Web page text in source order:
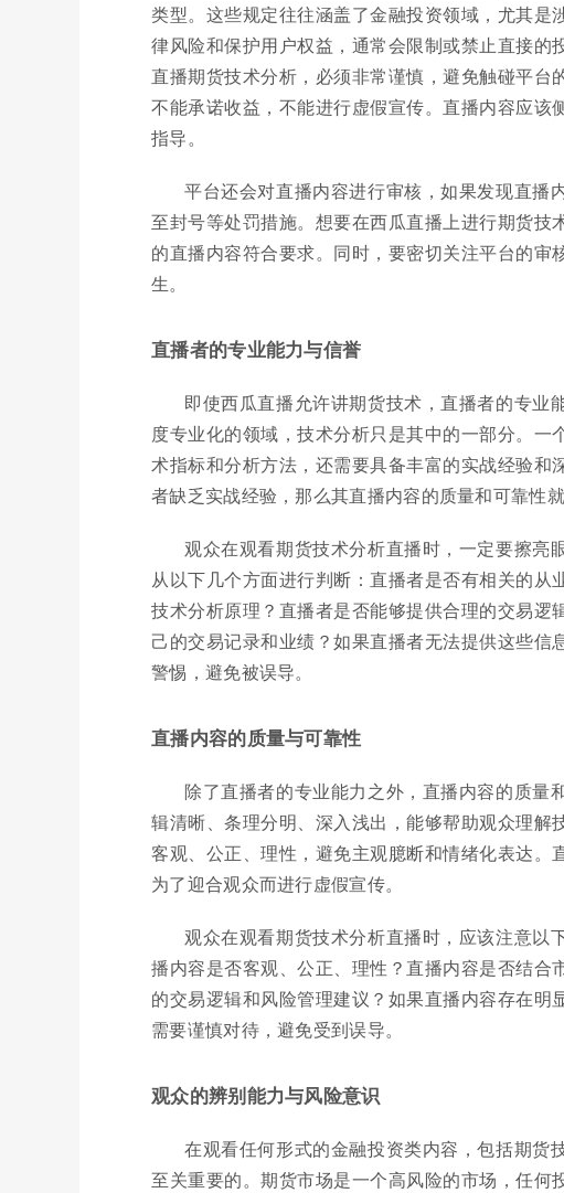
类型。这些规定往往涵盖了金融投资领域，尤其
律风险和保护用户权益，通常会限制或禁止直接
直播期货技术分析，必须非常谨慎，避免触碰平台
不能承诺收益，不能进行虚假宣传。直播内容应
指导。
平台还会对直播内容进行审核，如果发现直播
至封号等处罚措施。想要在西瓜直播上进行期货
的直播内容符合要求。同时，要密切关注平台的
生。
直播者的专业能力与信誉
即使西瓜直播允许讲期货技术，直播者的专业
度专业化的领域，技术分析只是其中的一部分。
术指标和分析方法，还需要具备丰富的实战经验
者缺乏实战经验，那么其直播内容的质量和可靠性就
观众在观看期货技术分析直播时，一定要擦亮
从以下几个方面进行判断：直播者是否有相关的
技术分析原理？直播者是否能够提供合理的交易
己的交易记录和业绩？如果直播者无法提供这些
警惕，避免被误导。
直播内容的质量与可靠性
除了直播者的专业能力之外，直播内容的质量
辑清晰、条理分明、深入浅出，能够帮助观众理
客观、公正、理性，避免主观臆断和情绪化表达
为了迎合观众而进行虚假宣传。
观众在观看期货技术分析直播时，应该注意以
播内容是否客观、公正、理性？直播内容是否结
的交易逻辑和风险管理建议？如果直播内容存在
需要谨慎对待，避免受到误导。
观众的辨别能力与风险意识
在观看任何形式的金融投资类内容，包括期货
至关重要的。期货市场是一个高风险的市场，任